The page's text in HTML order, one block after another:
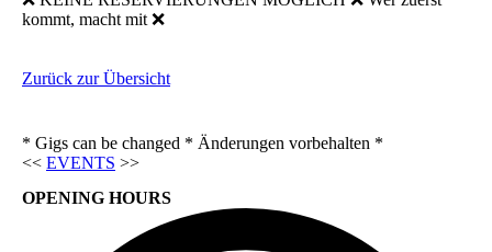
kommt, macht mit ❌
Zurück zur Übersicht
* Gigs can be changed * Änderungen vorbehalten *
<< EVENTS >>
OPENING HOURS